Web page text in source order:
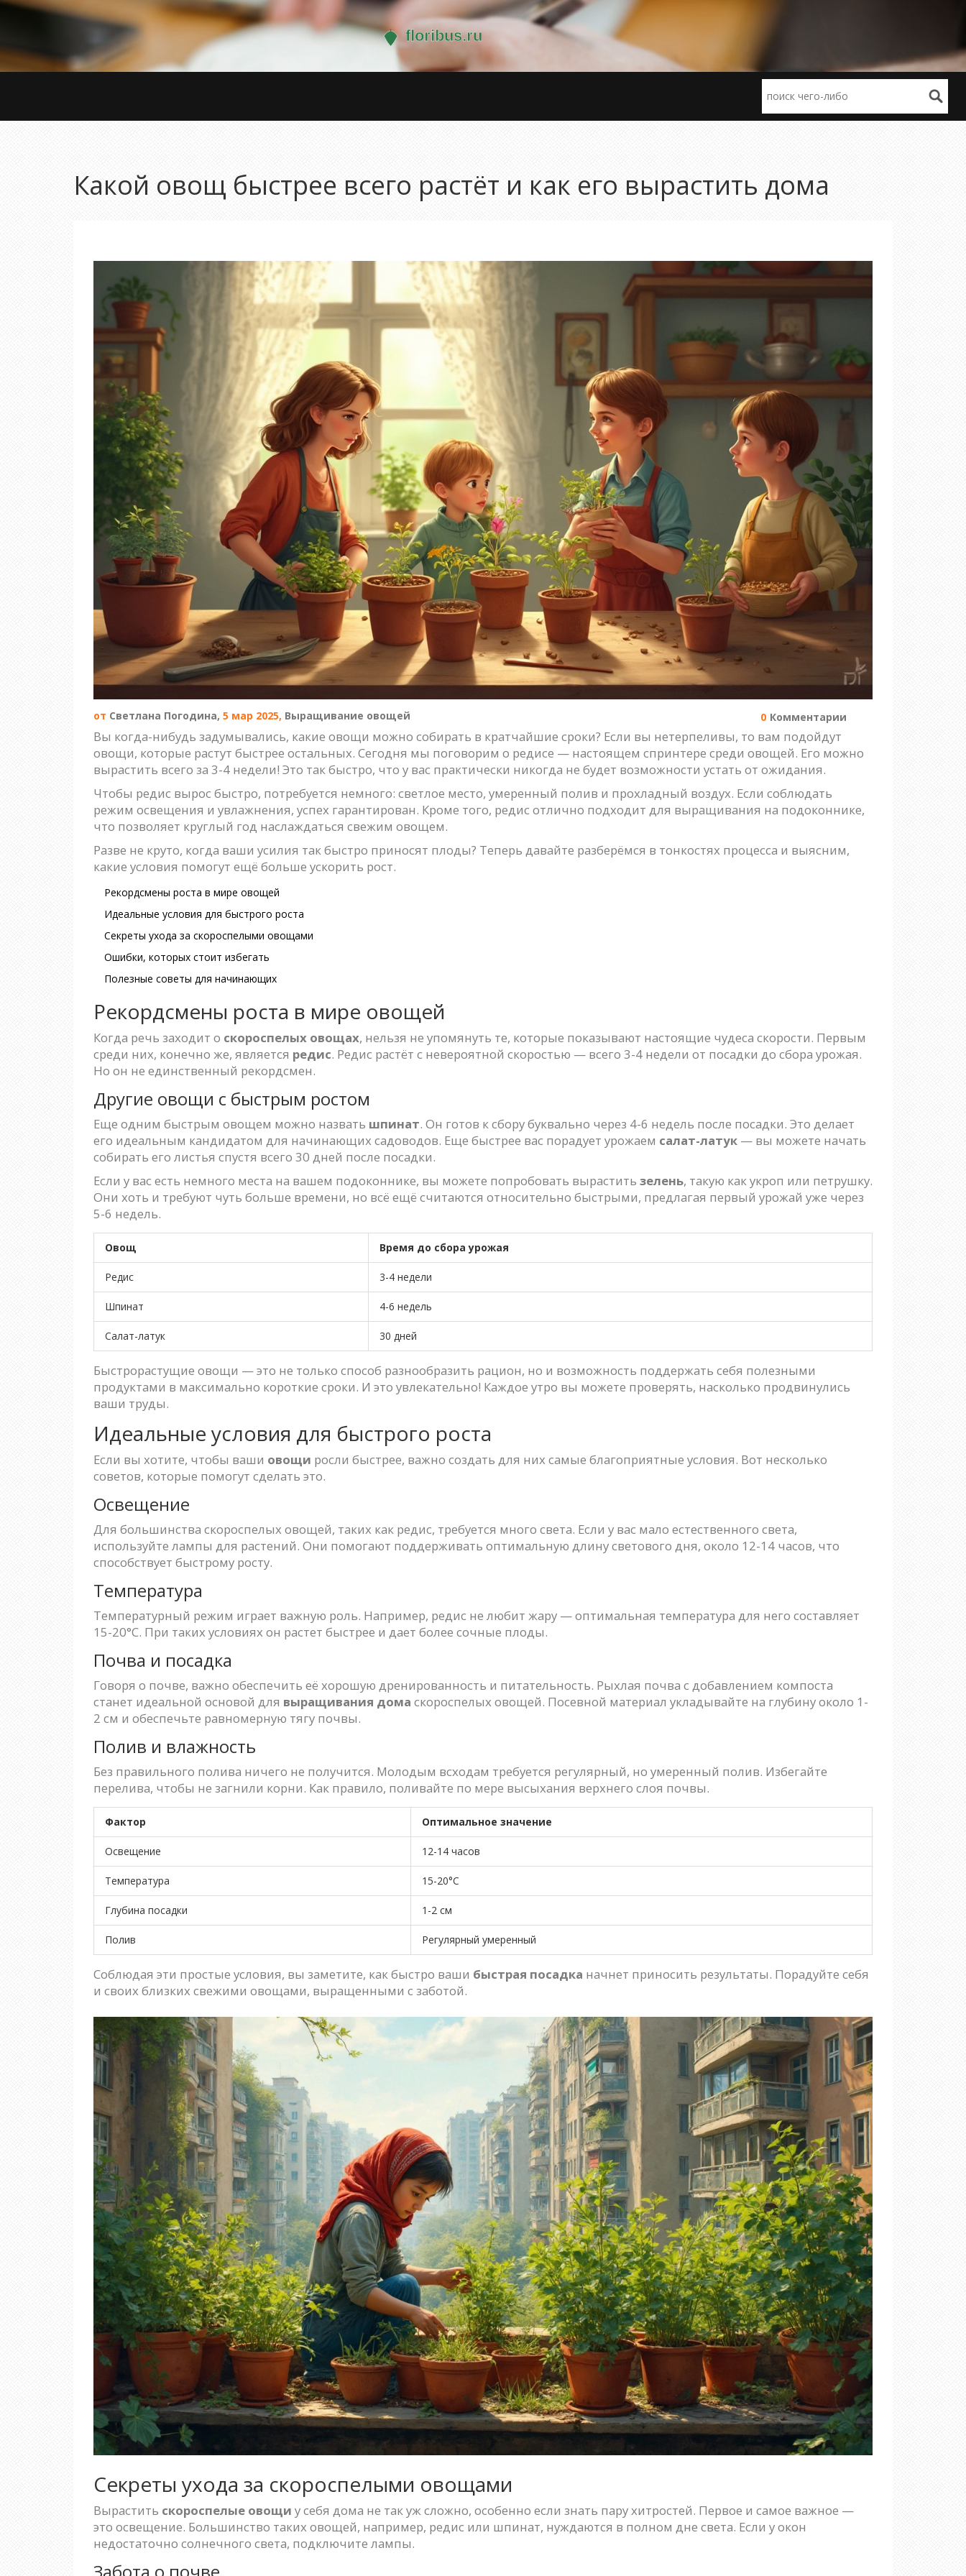
Какой овощ быстрее всего растёт и как его вырастить дома
от Светлана Погодина, 5 мар 2025, Выращивание овощей 0 Комментарии
Вы когда-нибудь задумывались, какие овощи можно собирать в кратчайшие сроки? Если вы нетерпеливы, то вам подойдут
овощи, которые растут быстрее остальных. Сегодня мы поговорим о редисе — настоящем спринтере среди овощей. Его можно
вырастить всего за 3-4 недели! Это так быстро, что у вас практически никогда не будет возможности устать от ожидания.
Чтобы редис вырос быстро, потребуется немного: светлое место, умеренный полив и прохладный воздух. Если соблюдать
режим освещения и увлажнения, успех гарантирован. Кроме того, редис отлично подходит для выращивания на подоконнике,
что позволяет круглый год наслаждаться свежим овощем.
Разве не круто, когда ваши усилия так быстро приносят плоды? Теперь давайте разберёмся в тонкостях процесса и выясним,
какие условия помогут ещё больше ускорить рост.
Рекордсмены роста в мире овощей
Идеальные условия для быстрого роста
Секреты ухода за скороспелыми овощами
Ошибки, которых стоит избегать
Полезные советы для начинающих
Рекордсмены роста в мире овощей
Когда речь заходит о скороспелых овощах, нельзя не упомянуть те, которые показывают настоящие чудеса скорости. Первым
среди них, конечно же, является редис. Редис растёт с невероятной скоростью — всего 3-4 недели от посадки до сбора урожая.
Но он не единственный рекордсмен.
Другие овощи с быстрым ростом
Еще одним быстрым овощем можно назвать шпинат. Он готов к сбору буквально через 4-6 недель после посадки. Это делает
его идеальным кандидатом для начинающих садоводов. Еще быстрее вас порадует урожаем салат-латук — вы можете начать
собирать его листья спустя всего 30 дней после посадки.
Если у вас есть немного места на вашем подоконнике, вы можете попробовать вырастить зелень, такую как укроп или петрушку.
Они хоть и требуют чуть больше времени, но всё ещё считаются относительно быстрыми, предлагая первый урожай уже через
5-6 недель.
Овощ Время до сбора урожая
Редис 3-4 недели
Шпинат 4-6 недель
Салат-латук 30 дней
Быстрорастущие овощи — это не только способ разнообразить рацион, но и возможность поддержать себя полезными
продуктами в максимально короткие сроки. И это увлекательно! Каждое утро вы можете проверять, насколько продвинулись
ваши труды.
Идеальные условия для быстрого роста
Если вы хотите, чтобы ваши овощи росли быстрее, важно создать для них самые благоприятные условия. Вот несколько
советов, которые помогут сделать это.
Освещение
Для большинства скороспелых овощей, таких как редис, требуется много света. Если у вас мало естественного света,
используйте лампы для растений. Они помогают поддерживать оптимальную длину светового дня, около 12-14 часов, что
способствует быстрому росту.
Температура
Температурный режим играет важную роль. Например, редис не любит жару — оптимальная температура для него составляет
15-20°C. При таких условиях он растет быстрее и дает более сочные плоды.
Почва и посадка
Говоря о почве, важно обеспечить её хорошую дренированность и питательность. Рыхлая почва с добавлением компоста
станет идеальной основой для выращивания дома скороспелых овощей. Посевной материал укладывайте на глубину около 1-
2 см и обеспечьте равномерную тягу почвы.
Полив и влажность
Без правильного полива ничего не получится. Молодым всходам требуется регулярный, но умеренный полив. Избегайте
перелива, чтобы не загнили корни. Как правило, поливайте по мере высыхания верхнего слоя почвы.
Фактор Оптимальное значение
Освещение 12-14 часов
Температура 15-20°C
Глубина посадки 1-2 см
Полив Регулярный умеренный
Соблюдая эти простые условия, вы заметите, как быстро ваши быстрая посадка начнет приносить результаты. Порадуйте себя
и своих близких свежими овощами, выращенными с заботой.
Секреты ухода за скороспелыми овощами
Вырастить скороспелые овощи у себя дома не так уж сложно, особенно если знать пару хитростей. Первое и самое важное —
это освещение. Большинство таких овощей, например, редис или шпинат, нуждаются в полном дне света. Если у окон
недостаточно солнечного света, подключите лампы.
Забота о почве